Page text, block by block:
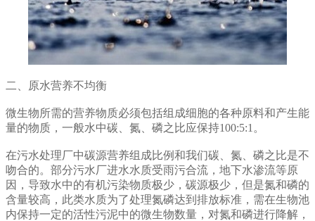
二、原水营养不均衡
微生物所需的营养物质必须包括组成细胞的各种原料和产生能
量的物质，一般水中碳、氮、磷之比应保持100:5:1。
在污水处理厂中碳源营养组成比例和我们碳、氮、磷之比是不
吻合的。部分污水厂进水水质受雨污合流，地下水渗流等原
因，导致水中的有机污染物质极少，碳源极少，但是氮和磷的
含量较高，此类水质为了处理氮磷达到排放标准，需在生物池
内保持一定的活性污泥中的微生物数量，对氮和磷进行降解，